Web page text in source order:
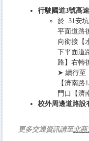
行駛國道3號高
於 31安
平面道路
向銜接【
下平面道
路】右轉
➤ 續行至
【濟南
門口【濟
校外周邊道路設
更多交通資訊請至北商